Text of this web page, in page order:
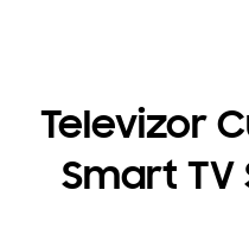
Televizor
Smart TV